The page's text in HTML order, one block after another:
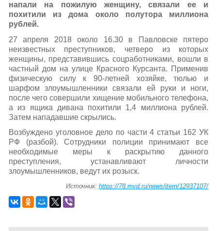
напали на пожилую женщину, связали ее и
похитили из дома около полутора миллиона
рублей.
27 апреля 2018 около 16.30 в Павловске пятеро
неизвестных преступников, четверо из которых
женщины, представившись соцработниками, вошли в
частный дом на улице Красного Курсанта. Применив
физическую силу к 90-летней хозяйке, тюлью и
шарфом злоумышленники связали ей руки и ноги,
после чего совершили хищение мобильного телефона,
а из ящика дивана похитили 1,4 миллиона рублей.
Затем нападавшие скрылись.
Возбуждено уголовное дело по части 4 статьи 162 УК
РФ (разбой). Сотрудники полиции принимают все
необходимые меры к раскрытию данного
преступления, устанавливают личности
злоумышленников, ведут их розыск.
Источник:https://78.mvd.ru/news/item/12937107/